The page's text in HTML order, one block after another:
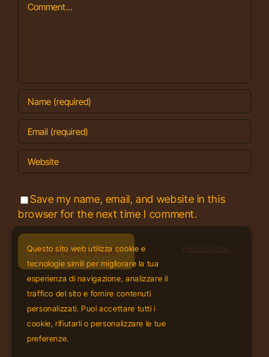
Save my name, email, and website in this
browser for the next time I comment.
Questo sito web utilizza cookie e
tecnologie simili per migliorare la tua
esperienza di navigazione, analizzare il
traffico del sito e fornire contenuti
personalizzati. Puoi accettare tutti i
cookie, rifiutarli o personalizzare le tue
preferenze.
Personalizza